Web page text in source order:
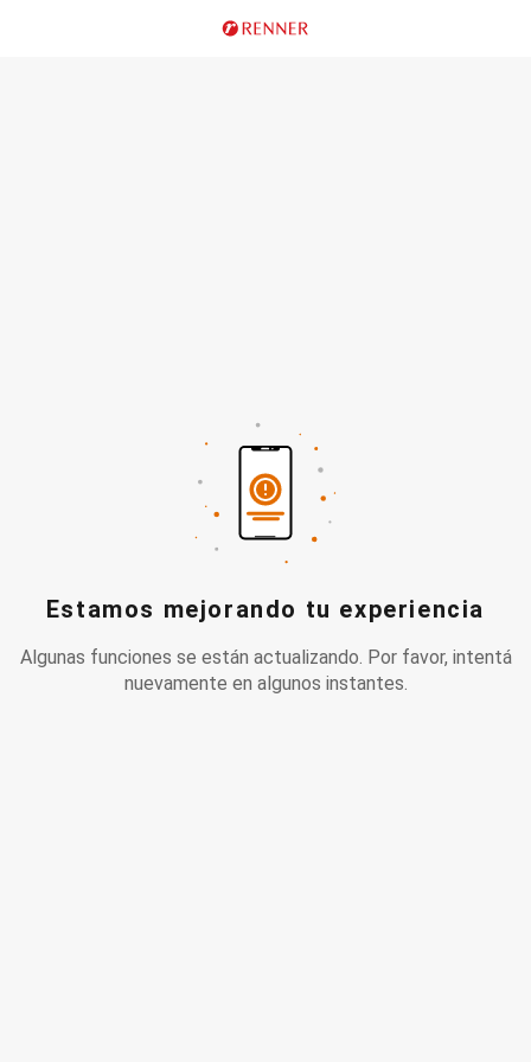
Estamos mejorando tu experiencia
Algunas funciones se están actualizando. Por favor, intentá
nuevamente en algunos instantes.